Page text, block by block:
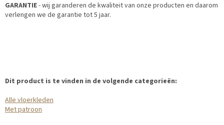
GARANTIE- wij garanderen de kwaliteit van onze producten en daarom
verlengen we de garantie tot 5 jaar.
Dit product is te vinden in de volgende categorieën:
Alle vloerkleden
Met patroon